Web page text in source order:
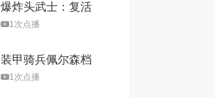
爆炸头武士：复活
1次点播
装甲骑兵佩尔森档
案剧场版
1次点播